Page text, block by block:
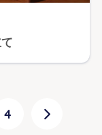
4